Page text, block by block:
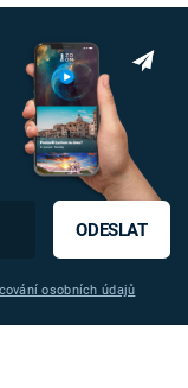
ODESLAT
osobních údajů